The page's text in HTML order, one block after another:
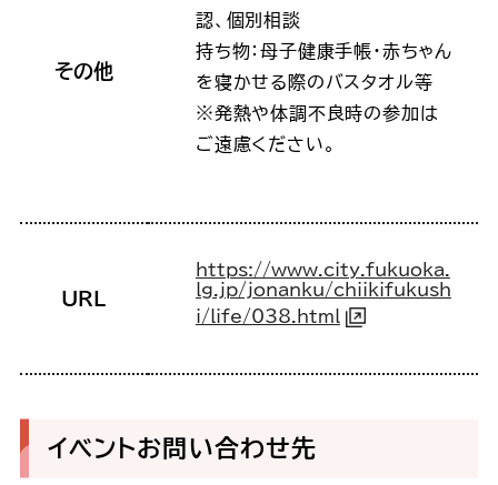
その他
認、個別相談
持ち物：母子健康手帳・赤ちゃん
を寝かせる際のバスタオル等
※発熱や体調不良時の参加は
ご遠慮ください。
URL
https://www.city.fukuoka.
lg.jp/jonanku/chiikifukush
i/life/038.html
イベントお問い合わせ先